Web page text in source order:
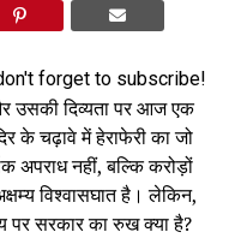
forget to subscribe!
उसकी दिव्यता पर आज एक
के चढ़ावे में हेराफेरी का जो
अपराध नहीं, बल्कि करोड़ों
विश्वासघात है। लेकिन,
पर सरकार का रुख क्या है?